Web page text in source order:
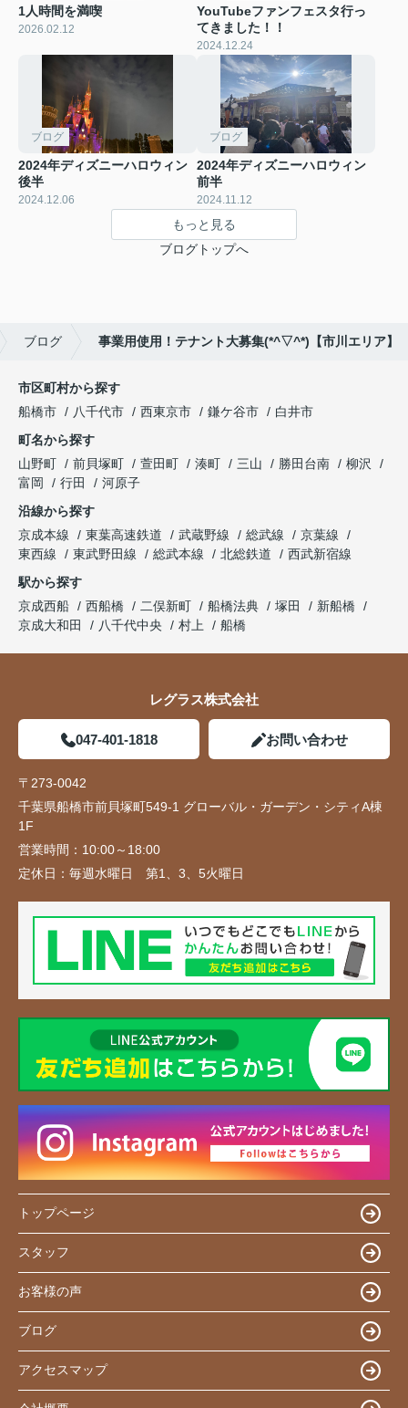
1人時間を満喫
2026.02.12
YouTubeファンフェスタ行っ
てきました！！
2024.12.24
ブログ
2024年ディズニーハロウィン
後半
2024.12.06
ブログ
2024年ディズニーハロウィン
前半
2024.11.12
もっと見る
ブログトップへ
ブログ 事業用使用！テナント大募集(*^▽^*)【市川エリア】
市区町村から探す
船橋市
八千代市 西東京市 鎌ケ谷市
白井市
町名から探す
山野町
前貝塚町 萱田町 湊町 三山 勝田台南
柳沢
富岡
行田
河原子
沿線から探す
京成本線
東葉高速鉄道 武蔵野線 総武線
京葉線
東西線
東武野田線 総武本線 北総鉄道
西武新宿線
駅から探す
京成西船
西船橋 二俣新町 船橋法典 塚田
新船橋
京成大和田
八千代中央 村上 船橋
レグラス株式会社
047-401-1818 お問い合わせ
〒273-0042
千葉県船橋市前貝塚町549-1 グローバル・ガーデン・シティA棟
1F
営業時間： 10:00～18:00
定休日： 毎週水曜日 第1、3、5火曜日
トップページ
スタッフ
お客様の声
ブログ
アクセスマップ